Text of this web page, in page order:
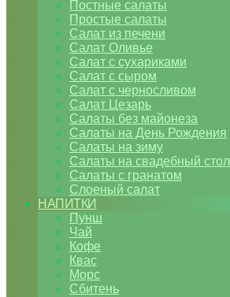
Постные салаты
Простые салаты
Салат из печени
Салат Оливье
Салат с сухариками
Салат с сыром
Салат с черносливом
Салат Цезарь
Салаты без майонеза
Салаты на День Рождения
Салаты на зиму
Салаты на свадебный стол
Салаты с гранатом
Слоеный салат
НАПИТКИ
Пунш
Чай
Кофе
Квас
Морс
Сбитень